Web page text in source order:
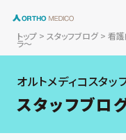
トップ> スタッフブログ> 看
ラ～
オルトメディコスタッ
スタッフブロ